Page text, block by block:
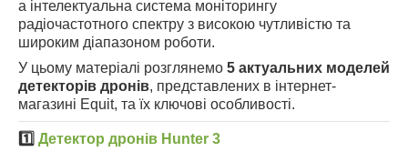
а інтелектуальна система моніторингу
радіочастотного спектру з високою чутливістю та
широким діапазоном роботи.
У цьому матеріалі розглянемо 5 актуальних моделей
детекторів дронів, представлених в інтернет-
магазині Equit, та їх ключові особливості.
1️⃣ Детектор дронів Hunter 3